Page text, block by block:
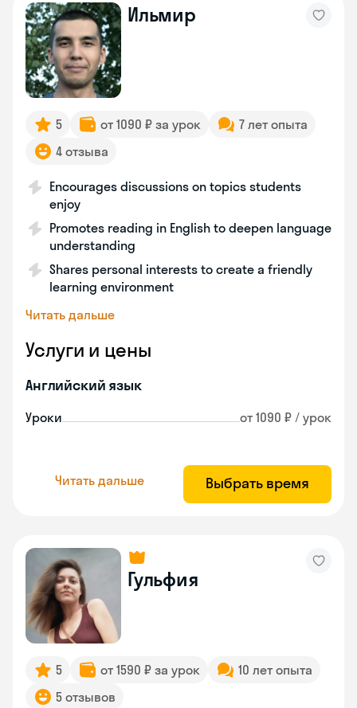
Ильмир
5 от 1090 ₽ за урок
7 лет опыта
4 отзыва
Encourages discussions on topics students
enjoy
Promotes reading in English to deepen language
understanding
Shares personal interests to create a friendly
learning environment
Читать дальше
Услуги и цены
Английский язык
Уроки от 1090 ₽ / урок
Читать дальше Выбрать время
Гульфия
5 от 1590 ₽ за урок
10 лет опыта
5 отзывов